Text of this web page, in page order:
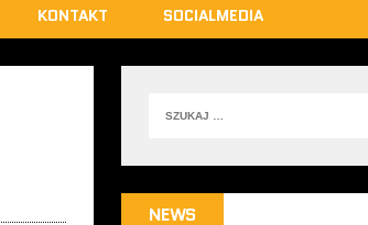
KONTAKT SOCIALMEDIA
NEWS